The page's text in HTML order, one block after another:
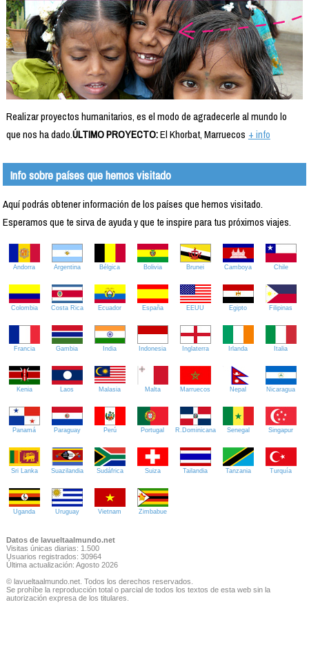
Realizar proyectos humanitarios, es el modo de agradecerle al mundo lo
que nos ha dado.ÚLTIMO PROYECTO:El Khorbat, Marruecos + info
Info sobre países que hemos visitado
Aquí podrás obtener información de los países que hemos visitado.
Esperamos que te sirva de ayuda y que te inspire para tus próximos viajes.
Andorra Argentina Bélgica Bolivia Brunei Camboya Chile
Colombia Costa Rica Ecuador España EEUU Egipto Filipinas
Francia Gambia India Indonesia Inglaterra Irlanda Italia
Kenia Laos Malasia Malta Marruecos Nepal Nicaragua
Panamá Paraguay Perú Portugal R.Dominicana Senegal Singapur
Sri Lanka Suazilandia Sudáfrica Suiza Tailandia Tanzania Turquía
Uganda Uruguay Vietnam Zimbabue
Datos de lavueltaalmundo.net
Visitas únicas diarias: 1.500
Usuarios registrados: 30964
Última actualización: Agosto 2026
© lavueltaalmundo.net. Todos los derechos reservados.
Se prohíbe la reproducción total o parcial de todos los textos de esta web sin la
autorización expresa de los titulares.